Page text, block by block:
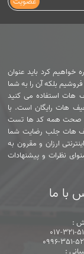
خواهیم کرد باید عنوان
بلکه آن را به شما
استفاده می کنید
هات رایگان است. با
صحت همه کد ها تست
هات جلب رضایت شما
ارزان و مقرون به
نظرات و پیشنهادات
با ما
:
017-321-
0996-351-
: